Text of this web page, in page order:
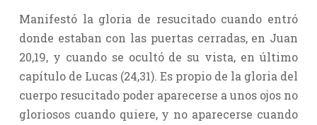
Manifestó la gloria de resucitado cuando entró
donde estaban con las puertas cerradas, en Juan
20,19, y cuando se ocultó de su vista, en último
capítulo de Lucas (24,31). Es propio de la gloria del
cuerpo resucitado poder aparecerse a unos ojos no
gloriosos cuando quiere, y no aparecerse cuando